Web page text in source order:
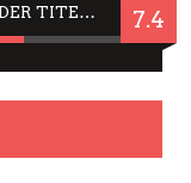
JING JING: IN-THAI RÄUMT WIEDER TITEL AB – EIN ZWEI-STUNDEN-ERLEBNISBERICHT 7.4